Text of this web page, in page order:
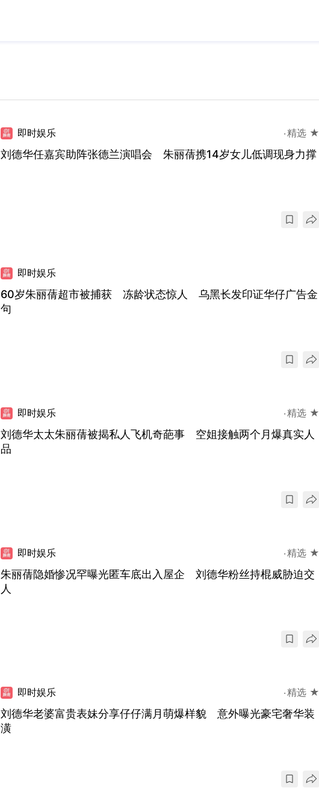
即时娱乐 精选 ★
刘德华任嘉宾助阵张德兰演唱会 朱丽蒨携14岁女儿低调现身力撑
即时娱乐
60岁朱丽蒨超市被捕获 冻龄状态惊人 乌黑长发印证华仔广告金
句
即时娱乐 精选 ★
刘德华太太朱丽蒨被揭私人飞机奇葩事 空姐接触两个月爆真实人
品
即时娱乐 精选 ★
朱丽蒨隐婚惨况罕曝光匿车底出入屋企 刘德华粉丝持棍威胁迫交
人
即时娱乐 精选 ★
刘德华老婆富贵表妹分享仔仔满月萌爆样貌 意外曝光豪宅奢华装
潢